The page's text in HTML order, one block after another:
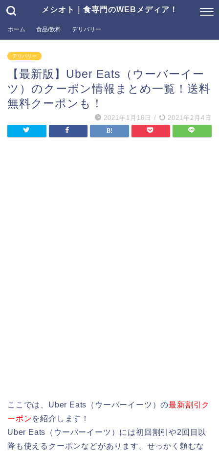
メシオト｜食専門のWEBメディア！
ホーム 食品/飲料 デリバリー
デリバリー
【最新版】Uber Eats（ウーバーイー
ツ）のクーポン情報まとめ一覧！送料
無料クーポンも！
2021年1月16日 / 2021年2月4日
ここでは、Uber Eats（ウーバーイーツ）の最新割引ク
ーポンを紹介します！
Uber Eats（ウーバーイーツ）には初回割引や2回目以
降も使えるクーポンなどがあります。せっかく頼むな